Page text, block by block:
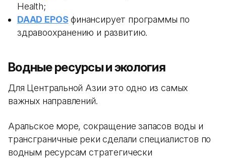
Health;
DAAD EPOS финансирует программы по
здравоохранению и развитию.
Водные ресурсы и экология
Для Центральной Азии это одно из самых
важных направлений.
Аральское море, сокращение запасов воды и
трансграничные реки сделали специалистов по
водным ресурсам стратегически